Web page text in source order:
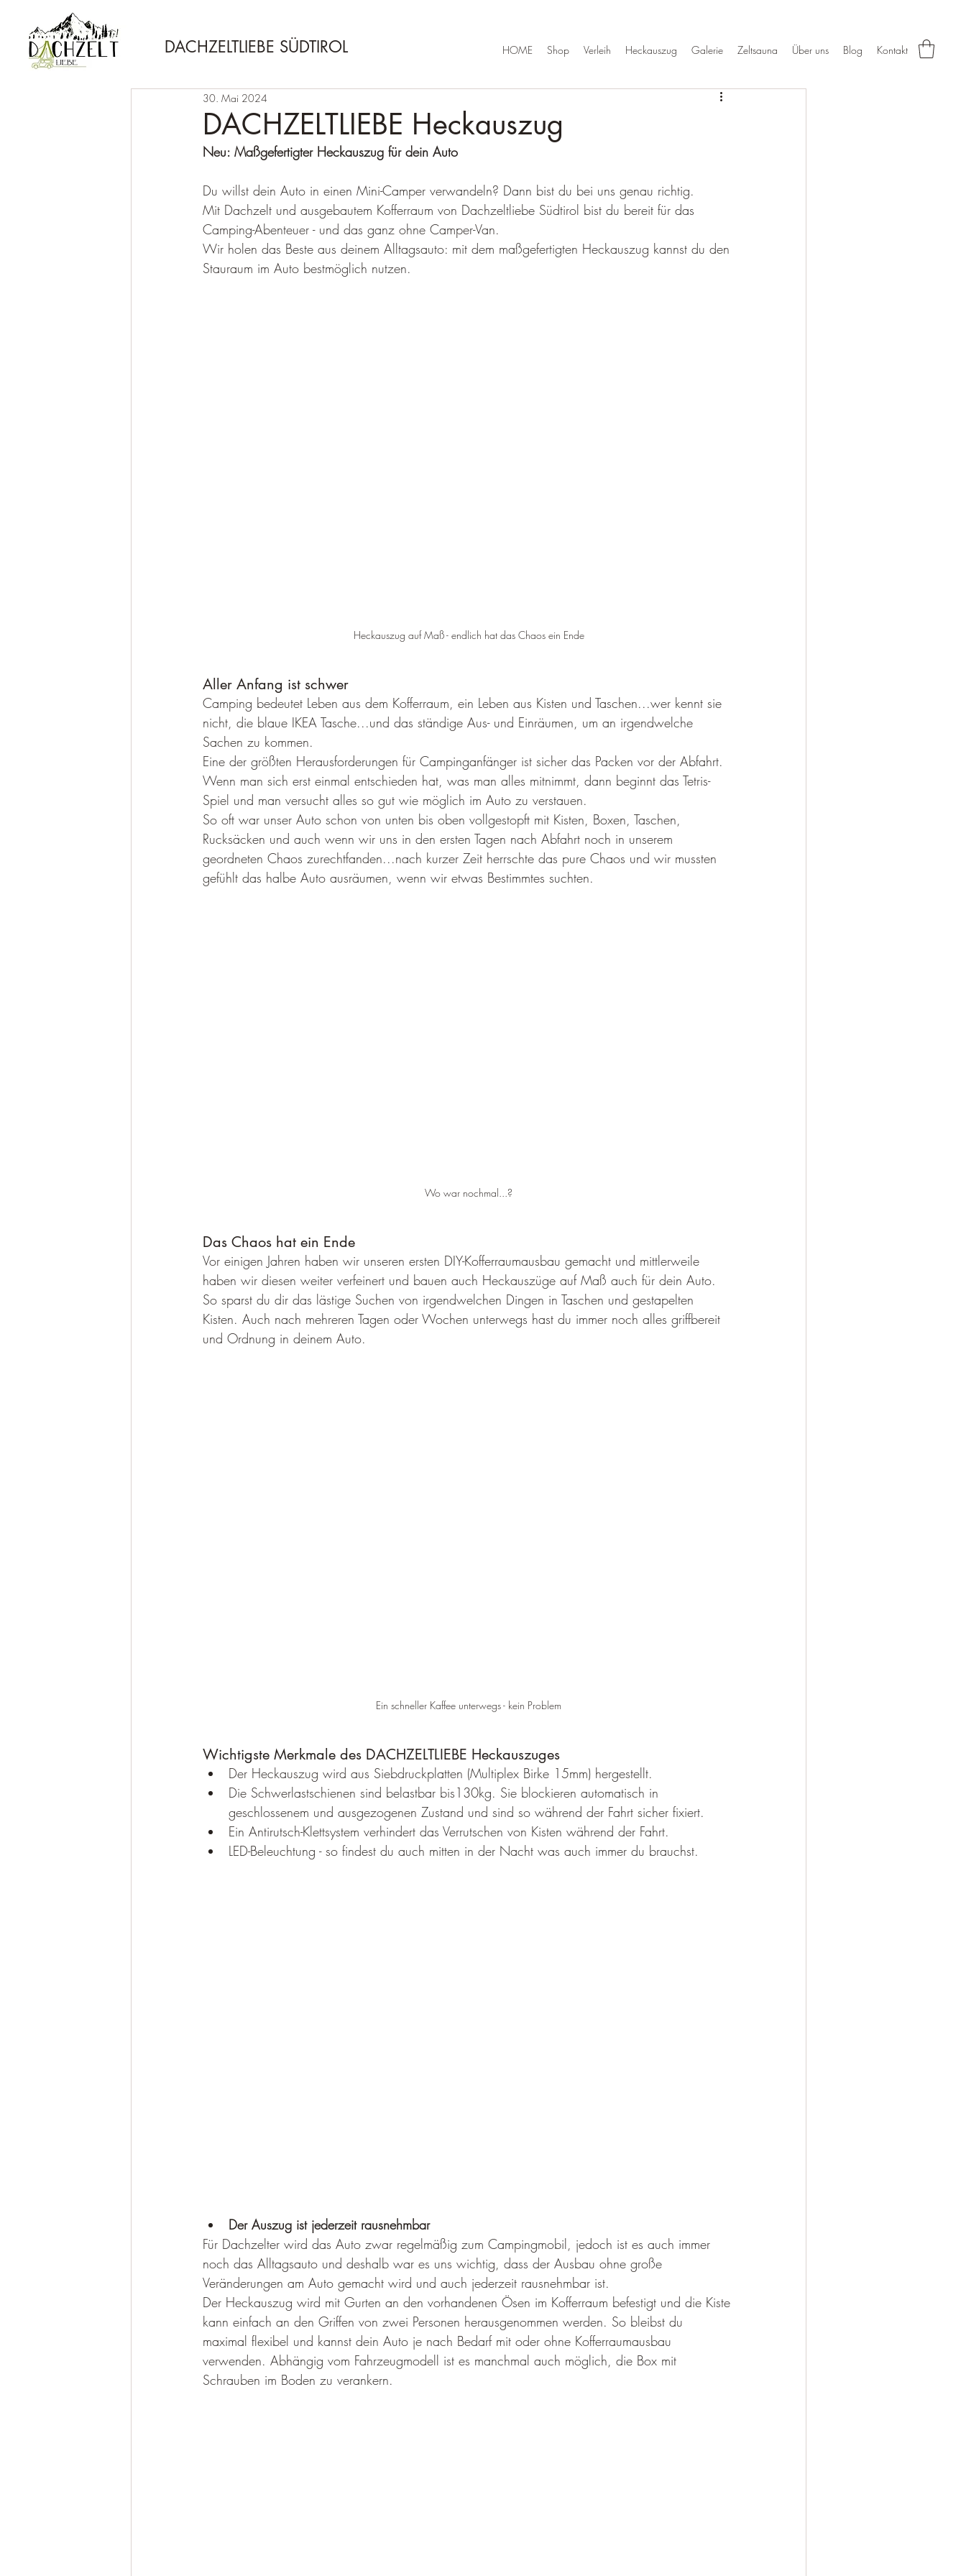
DACHZELTLIEBE SÜDTIROL HOME Shop Verleih Heckauszug Galerie Zeltsauna Über uns Blog Kontakt
DACHZELTLIEBE Heckauszug
30. Mai 2024
Neu: Maßgefertigter Heckauszug für dein Auto
Du willst dein Auto in einen Mini-Camper verwandeln? Dann bist du bei uns genau richtig.
Mit Dachzelt und ausgebautem Kofferraum von Dachzeltliebe Südtirol bist du bereit für das
Camping-Abenteuer - und das ganz ohne Camper-Van.
Wir holen das Beste aus deinem Alltagsauto: mit dem maßgefertigten Heckauszug kannst du den
Stauraum im Auto bestmöglich nutzen.
Heckauszug auf Maß - endlich hat das Chaos ein Ende
Aller Anfang ist schwer
Camping bedeutet Leben aus dem Kofferraum, ein Leben aus Kisten und Taschen...wer kennt sie
nicht, die blaue IKEA Tasche...und das ständige Aus- und Einräumen, um an irgendwelche
Sachen zu kommen.
Eine der größten Herausforderungen für Campinganfänger ist sicher das Packen vor der Abfahrt.
Wenn man sich erst einmal entschieden hat, was man alles mitnimmt, dann beginnt das Tetris-
Spiel und man versucht alles so gut wie möglich im Auto zu verstauen.
So oft war unser Auto schon von unten bis oben vollgestopft mit Kisten, Boxen, Taschen,
Rucksäcken und auch wenn wir uns in den ersten Tagen nach Abfahrt noch in unserem
geordneten Chaos zurechtfanden...nach kurzer Zeit herrschte das pure Chaos und wir mussten
gefühlt das halbe Auto ausräumen, wenn wir etwas Bestimmtes suchten.
Wo war nochmal...?
Das Chaos hat ein Ende
Vor einigen Jahren haben wir unseren ersten DIY-Kofferraumausbau gemacht und mittlerweile
haben wir diesen weiter verfeinert und bauen auch Heckauszüge auf Maß auch für dein Auto.
So sparst du dir das lästige Suchen von irgendwelchen Dingen in Taschen und gestapelten
Kisten. Auch nach mehreren Tagen oder Wochen unterwegs hast du immer noch alles griffbereit
und Ordnung in deinem Auto.
Ein schneller Kaffee unterwegs - kein Problem
Wichtigste Merkmale des DACHZELTLIEBE Heckauszuges
Der Heckauszug wird aus Siebdruckplatten (Multiplex Birke 15mm) hergestellt.
Die Schwerlastschienen sind belastbar bis130kg. Sie blockieren automatisch in
geschlossenem und ausgezogenen Zustand und sind so während der Fahrt sicher fixiert.
Ein Antirutsch-Klettsystem verhindert das Verrutschen von Kisten während der Fahrt.
LED-Beleuchtung - so findest du auch mitten in der Nacht was auch immer du brauchst.
Der Auszug ist jederzeit rausnehmbar
Für Dachzelter wird das Auto zwar regelmäßig zum Campingmobil, jedoch ist es auch immer
noch das Alltagsauto und deshalb war es uns wichtig, dass der Ausbau ohne große
Veränderungen am Auto gemacht wird und auch jederzeit rausnehmbar ist.
Der Heckauszug wird mit Gurten an den vorhandenen Ösen im Kofferraum befestigt und die Kiste
kann einfach an den Griffen von zwei Personen herausgenommen werden. So bleibst du
maximal flexibel und kannst dein Auto je nach Bedarf mit oder ohne Kofferraumausbau
verwenden. Abhängig vom Fahrzeugmodell ist es manchmal auch möglich, die Box mit
Schrauben im Boden zu verankern.